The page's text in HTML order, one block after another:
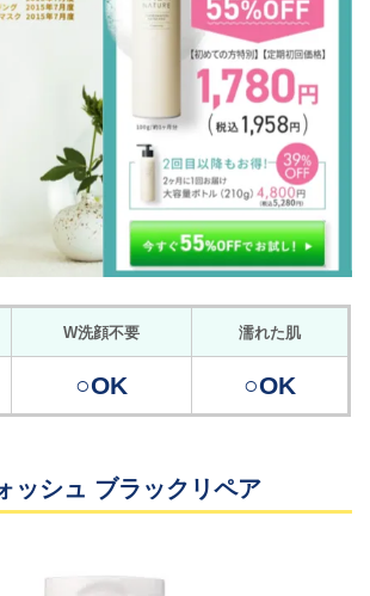
W洗顔不要 濡れた肌
○OK ○OK
ッシュ ブラックリペア